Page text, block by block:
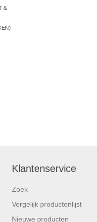
&
Klantenservice
Zoek
Vergelijk productenlijst
Nieuwe producten